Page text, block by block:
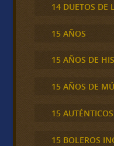
14 DUETOS DE
15 AÑOS
15 AÑOS DE
15 AÑOS DE
15
15 BOLEROS